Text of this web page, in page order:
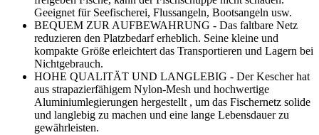
Geeignet für Seefischerei, Flussangeln, Bootsangeln usw.
BEQUEM ZUR AUFBEWAHRUNG - Das faltbare Netz
reduzieren den Platzbedarf erheblich. Seine kleine und
kompakte Größe erleichtert das Transportieren und Lagern bei
Nichtgebrauch.
HOHE QUALITÄT UND LANGLEBIG - Der Kescher hat
aus strapazierfähigem Nylon-Mesh und hochwertige
Aluminiumlegierungen hergestellt , um das Fischernetz solide
und langlebig zu machen und eine lange Lebensdauer zu
gewährleisten.